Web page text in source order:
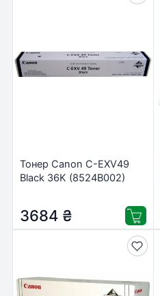
Тонер Canon C-EXV49
Black 36K (8524B002)
3684 ₴